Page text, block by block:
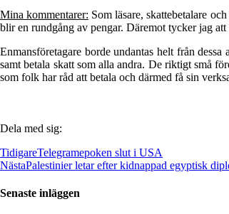
Mina kommentarer: Som läsare, skattebetalare
blir en rundgång av pengar. Däremot tycker jag
Enmansföretagare borde undantas helt från
samt betala skatt som alla andra. De riktigt små
som folk har råd att betala och därmed få sin
Dela med sig:
TidigareTelegramepoken slut i USA
NästaPalestinier letar efter kidnappad egyptisk
Senaste inläggen